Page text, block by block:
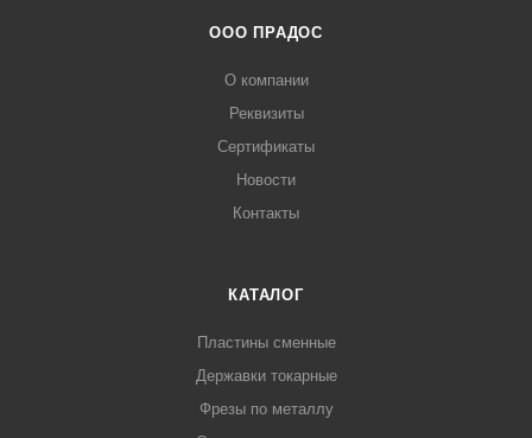
ООО ПРАДОС
О компании
Реквизиты
Сертификаты
Новости
Контакты
КАТАЛОГ
Пластины сменные
Державки токарные
Фрезы по металлу